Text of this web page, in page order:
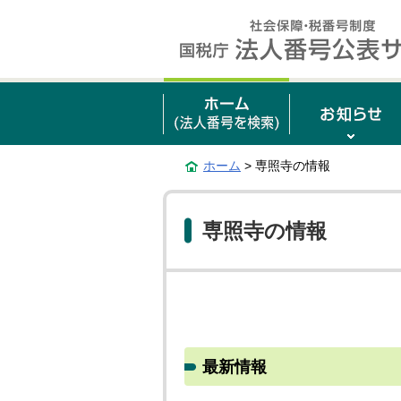
ホーム > 専照寺の情報
専照寺の情報
最新情報